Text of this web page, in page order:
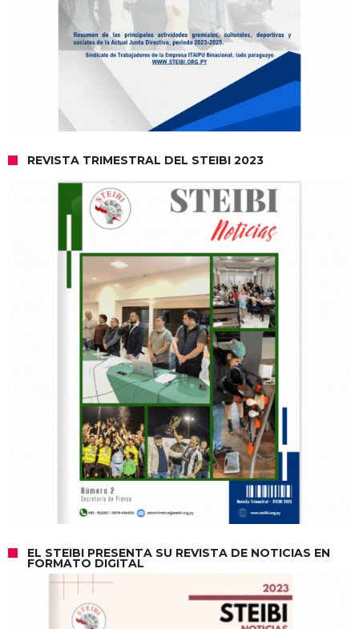
REVISTA TRIMESTRAL DEL STEIBI 2023
EL STEIBI PRESENTA SU REVISTA DE NOTICIAS EN
FORMATO DIGITAL